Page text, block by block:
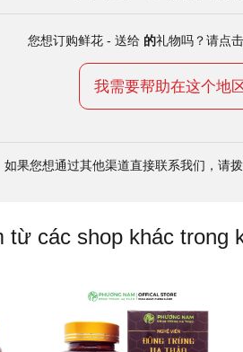
您想订购鲜花 - 送给 的礼物吗？请点
我需要帮助在这个地
如果您想通过其他渠道直接联系我们，请
từ các shop khác trong